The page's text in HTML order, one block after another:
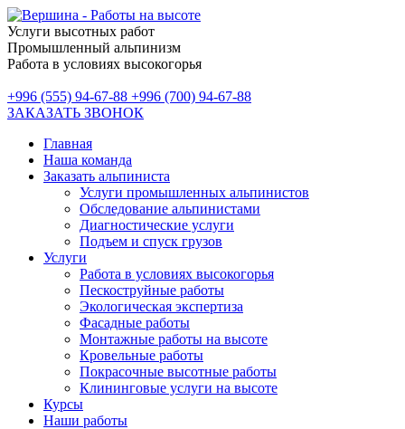
Услуги высотных работ
Промышленный альпинизм
Работа в условиях высокогорья
+996 (555) 94-67-88 +996 (700) 94-67-88
ЗАКАЗАТЬ ЗВОНОК
Главная
Наша команда
Заказать альпиниста
Услуги промышленных альпинистов
Обследование альпинистами
Диагностические услуги
Подъем и спуск грузов
Услуги
Работа в условиях высокогорья
Пескоструйные работы
Экологическая экспертиза
Фасадные работы
Монтажные работы на высоте
Кровельные работы
Покрасочные высотные работы
Клининговые услуги на высоте
Курсы
Наши работы